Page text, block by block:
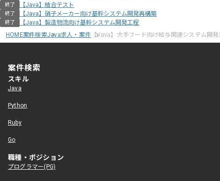
終了 【Java】結合テスト
終了 【Java】硝子メーカー向け基幹システム開発再構築
終了
【Java】製造物流向け基幹システム開発工程
HOME案件検索Java求人・案件 【Java】大手フード向け給与関連システム開
案件検索
スキル
Java
Python
Ruby
Go
職種・ポジション
プログラマー(PG)